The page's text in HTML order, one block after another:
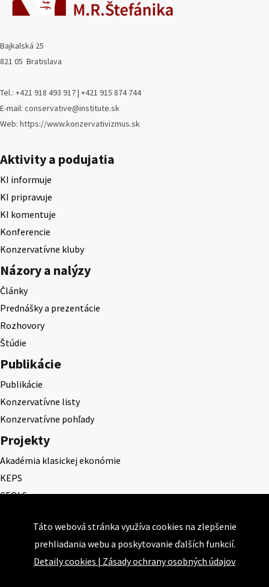
Bajkalská 25
821 05 Bratislava
Tel.: +421 918 493 917 | +421 915 874 744
E-mail: conservative@institute.sk
Web: https://www.konzervativizmus.sk
Aktivity a podujatia
KI informuje
KI pripravuje
KI komentuje
Konferencie
Konzervatívne kluby
Názory a nalýzy
Články
Prednášky a prezentácie
Rozhovory
Štúdie
Publikácie
Publikácie
Konzervatívne listy
Konzervatívne pohľady
Projekty
Akadémia klasickej ekonómie
KEPS
CEQLS
Cena Ernesta Valka
Študentská esej
Deň daňového odbremenenia
Táto webová stránka využíva cookies na zlepšenie
prehliadania webu a poskytovanie ďalších funkcií.
Detaily cookies | Zásady ochrany osobných údajov